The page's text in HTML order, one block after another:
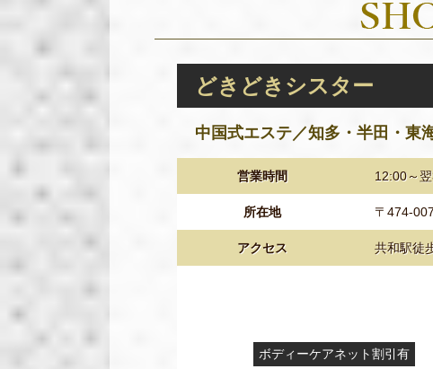
どきどきシスター
中国式エステ／知多・半田・東
営業時間 12:00～
所在地 〒474-
アクセス 共和駅徒
ボディーケアネット割引有